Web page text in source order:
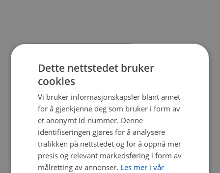
Dette nettstedet bruker
cookies
Vi bruker informasjonskapsler blant annet
for å gjenkjenne deg som bruker i form av
et anonymt id-nummer. Denne
identifiseringen gjøres for å analysere
trafikken på nettstedet og for å oppnå mer
presis og relevant markedsføring i form av
målretting av annonser. Les mer i vår